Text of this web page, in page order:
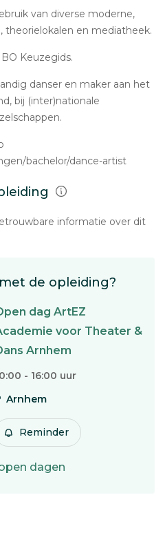
van diverse moderne,
theorielokalen en mediatheek.
Keuzegids.
danser en maker aan het
bij (inter)nationale
bachelor/dance-artist
informatie over dit
de opleiding?
dag ArtEZ
voor Theater &
Arnhem
- 16:00 uur
Arnhem
Reminder
dagen